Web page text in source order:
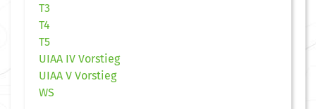
T3
T4
T5
UIAA IV Vorstieg
UIAA V Vorstieg
WS